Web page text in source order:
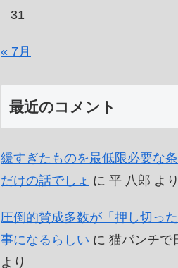
31
« 7月
最近のコメント
緩すぎたものを最低限必要な
だけの話でしょ に 平 八郎 より
圧倒的賛成多数が「押し切っ
事になるらしい に 猫パンチで
より